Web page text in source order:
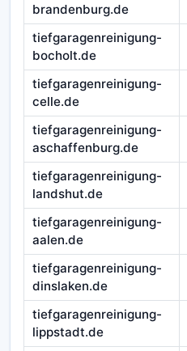
brandenburg.de
tiefgaragenreinigung-
bocholt.de
tiefgaragenreinigung-
celle.de
tiefgaragenreinigung-
aschaffenburg.de
tiefgaragenreinigung-
landshut.de
tiefgaragenreinigung-
aalen.de
tiefgaragenreinigung-
dinslaken.de
tiefgaragenreinigung-
lippstadt.de